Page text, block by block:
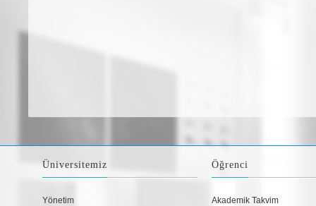
Üniversitemiz
Yönetim
Öğrenci
Akademik Takvim